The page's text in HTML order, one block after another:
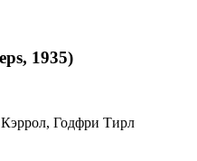
1935)
Годфри Тирл